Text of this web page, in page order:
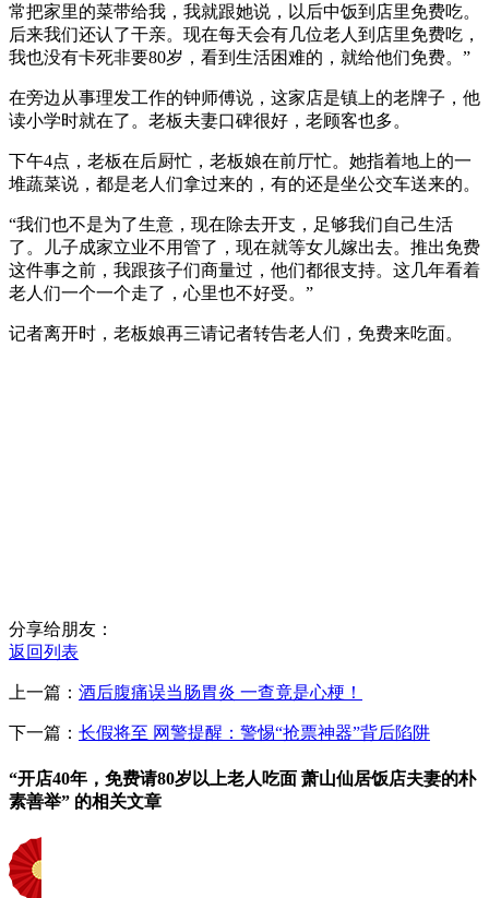
常把家里的菜带给我，我就跟她说，以后中饭到店里免费吃。
后来我们还认了干亲。现在每天会有几位老人到店里免费吃，
我也没有卡死非要80岁，看到生活困难的，就给他们免费。”
在旁边从事理发工作的钟师傅说，这家店是镇上的老牌子，他
读小学时就在了。老板夫妻口碑很好，老顾客也多。
下午4点，老板在后厨忙，老板娘在前厅忙。她指着地上的一
堆蔬菜说，都是老人们拿过来的，有的还是坐公交车送来的。
“我们也不是为了生意，现在除去开支，足够我们自己生活
了。儿子成家立业不用管了，现在就等女儿嫁出去。推出免费
这件事之前，我跟孩子们商量过，他们都很支持。这几年看着
老人们一个一个走了，心里也不好受。”
记者离开时，老板娘再三请记者转告老人们，免费来吃面。
分享给朋友：
返回列表
上一篇： 酒后腹痛误当肠胃炎 一查竟是心梗！
下一篇： 长假将至 网警提醒：警惕“抢票神器”背后陷阱
“开店40年，免费请80岁以上老人吃面 萧山仙居饭店夫妻的朴
素善举” 的相关文章